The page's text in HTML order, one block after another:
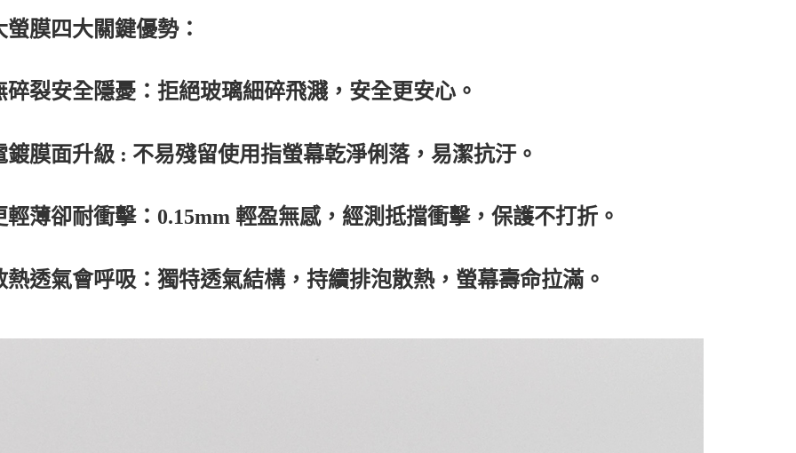
螢膜四大關鍵優勢：
碎裂安全隱憂：拒絕玻璃細碎飛濺，安全更安心。
鍍膜面升級 : 不易殘留使用指螢幕乾淨俐落，易潔抗汙。
輕薄卻耐衝擊：0.15mm 輕盈無感，經測抵擋衝擊，保護不打折。
熱透氣會呼吸：獨特透氣結構，持續排泡散熱，螢幕壽命拉滿。